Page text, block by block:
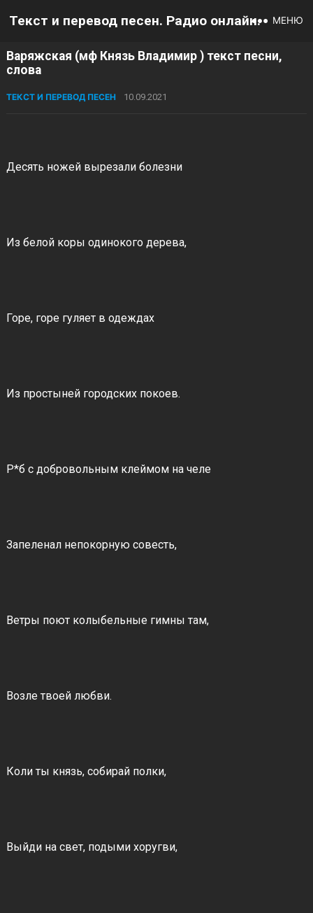
Текст и перевод песен. Радио онлайн. МЕНЮ
Варяжская (мф Князь Владимир ) текст песни,
слова
ТЕКСТ И ПЕРЕВОД ПЕСЕН 10.09.2021
Десять ножей вырезали болезни
Из белой коры одинокого дерева,
Горе, горе гуляет в одеждах
Из простыней городских покоев.
Р*б с добровольным клеймом на челе
Запеленал непокорную совесть,
Ветры поют колыбельные гимны там,
Возле твоей любви.
Коли ты князь, собирай полки,
Выйди на свет, подыми хоругви,